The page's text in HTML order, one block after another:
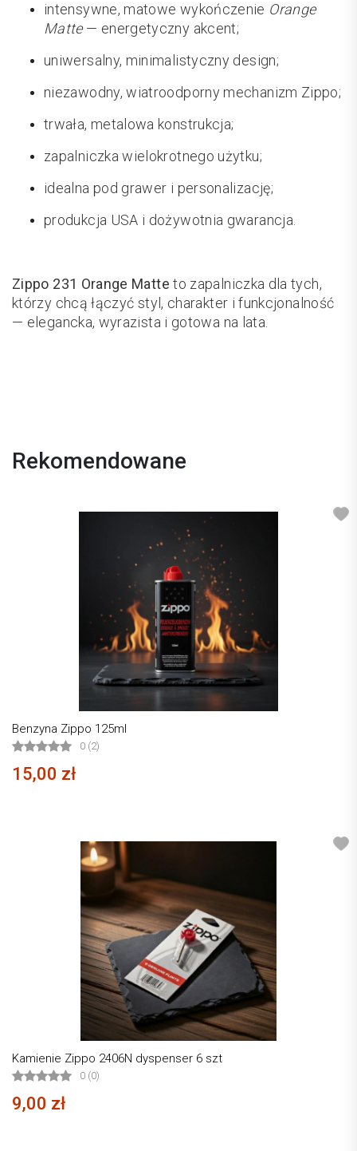
intensywne, matowe wykończenie Orange
Matte— energetyczny akcent;
uniwersalny, minimalistyczny design;
niezawodny, wiatroodporny mechanizm Zippo;
trwała, metalowa konstrukcja;
zapalniczka wielokrotnego użytku;
idealna pod grawer i personalizację;
produkcja USA i dożywotnia gwarancja.
Zippo 231 Orange Matte to zapalniczka dla tych,
którzy chcą łączyć styl, charakter i funkcjonalność
— elegancka, wyrazista i gotowa na lata.
Rekomendowane
Benzyna Zippo 125ml
0 (2)
15,00 zł
Kamienie Zippo 2406N dyspenser 6 szt
0 (0)
9,00 zł